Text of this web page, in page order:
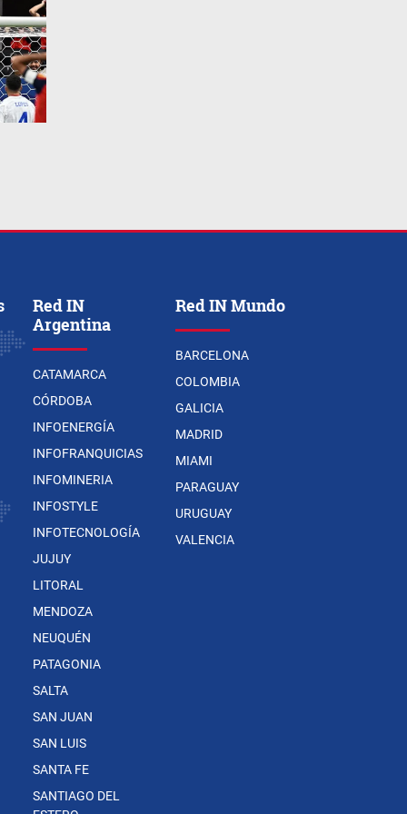
Red IN
Argentina
CATAMARCA
CÓRDOBA
INFOENERGÍA
INFOFRANQUICIAS
INFOMINERIA
INFOSTYLE
INFOTECNOLOGÍA
JUJUY
LITORAL
MENDOZA
NEUQUÉN
PATAGONIA
SALTA
SAN JUAN
SAN LUIS
SANTA FE
SANTIAGO DEL
Red IN Mundo
BARCELONA
COLOMBIA
GALICIA
MADRID
MIAMI
PARAGUAY
URUGUAY
VALENCIA